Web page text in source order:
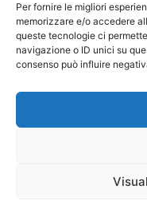
Per fornire le migliori
memorizzare e/o accedere
queste tecnologie ci
navigazione o ID unici su
consenso può influire